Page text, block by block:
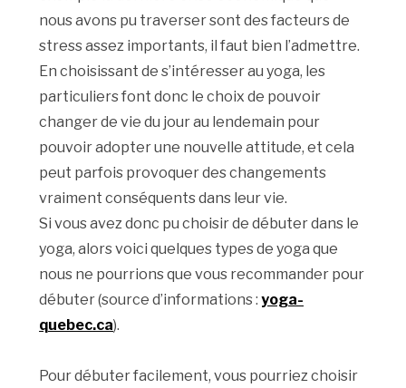
nous avons pu traverser sont des facteurs de
stress assez importants, il faut bien l’admettre.
En choisissant de s’intéresser au yoga, les
particuliers font donc le choix de pouvoir
changer de vie du jour au lendemain pour
pouvoir adopter une nouvelle attitude, et cela
peut parfois provoquer des changements
vraiment conséquents dans leur vie.
Si vous avez donc pu choisir de débuter dans le
yoga, alors voici quelques types de yoga que
nous ne pourrions que vous recommander pour
débuter (source d’informations : yoga-
quebec.ca).
Pour débuter facilement, vous pourriez choisir